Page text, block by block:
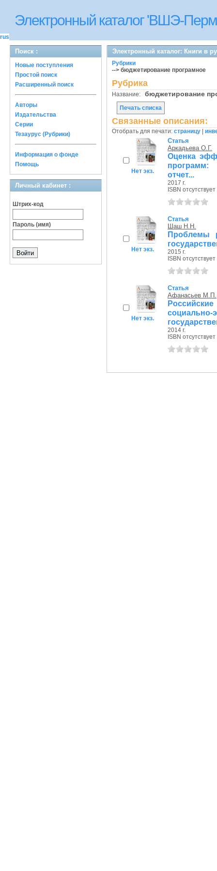
Электронный каталог 'ВШЭ-
rus
Поиск :
Новые поступления
Простой поиск
Расширенный поиск
Авторы
Издательства
Серии
Тезаурус (Рубрики)
Информация о фонде
Помощь
Личный кабинет :
Штрих-код
Пароль (имя)
Электронный каталог: Книги в
Рубрики
--> бюджетирование програмное
Рубрика
Название: бюджетирование
Печать списка
Связанные описания:
Отобрать для печати: страницу
Нет экз.
Статья
Аркадьева О.Г.
Оценка
программ:
отчет...
2017 г.
ISBN отсутствует
Нет экз.
Статья
Шаш Н.Н.
Проблемы
2015 г.
ISBN отсутствует
Нет экз.
Статья
Афанасьев М.П.
2014 г.
ISBN отсутствует